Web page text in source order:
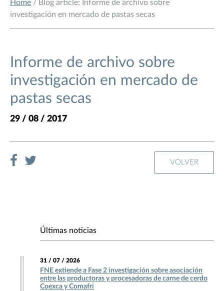
Home / Blog article: Informe de archivo sobre
investigación en mercado de pastas secas
Informe de archivo sobre
investigación en mercado de
pastas secas
29 / 08 / 2017
VOLVER
Últimas noticias
31 / 07 / 2026
FNE extiende a Fase 2 investigación sobre asociación
entre las productoras y procesadoras de carne de cerdo
Coexca y Comafri